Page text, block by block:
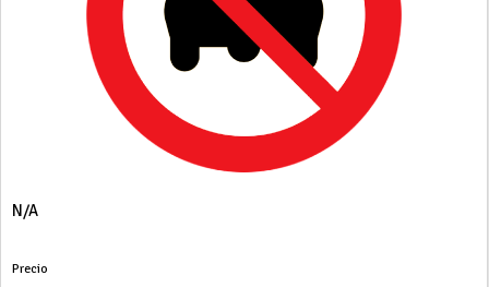
N/A
Precio